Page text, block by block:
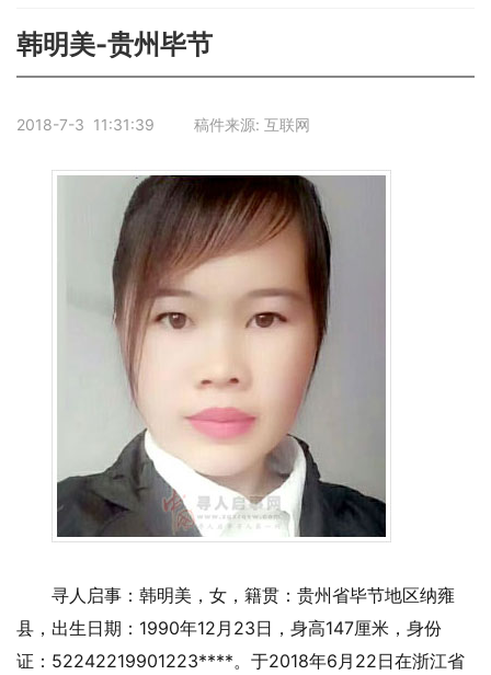
韩明美-贵州毕节
2018-7-3 11:31:39 稿件来源: 互联网
寻人启事：韩明美，女，籍贯：贵州省毕节地区纳雍
县，出生日期：1990年12月23日，身高147厘米，身份
证：52242219901223****。于2018年6月22日在浙江省